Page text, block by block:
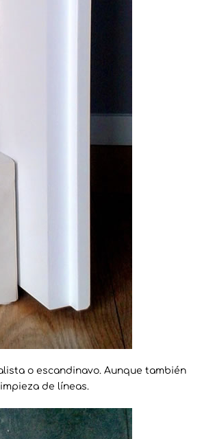
o escandinavo. Aunque también
de líneas.